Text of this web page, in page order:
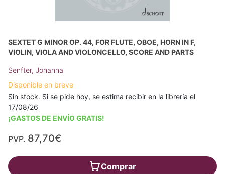
SEXTET G MINOR OP. 44, FOR FLUTE, OBOE, HORN IN F,
VIOLIN, VIOLA AND VIOLONCELLO, SCORE AND PARTS
Senfter, Johanna
Disponible en breve
Sin stock. Si se pide hoy, se estima recibir en la librería el
17/08/26
¡GASTOS DE ENVÍO GRATIS!
PVP. 87,70€
Comprar